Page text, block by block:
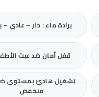
برادة ماء : حار – عادي –
قفل أمان ضد عبث
تشغيل هادئ بمستوى
منخفض